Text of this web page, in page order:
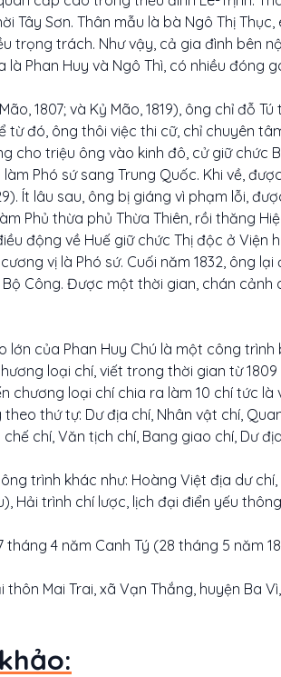
Tây Sơn. Thân mẫu là bà Ngô Thị
trọng trách. Như vậy, cả gia đình bên
Phan Huy và Ngô Thì, có nhiều đóng
1807; và Kỷ Mão, 1819), ông chỉ đỗ
từ đó, ông thôi việc thi cữ, chỉ chuyên
cho triệu ông vào kinh đô, cử giữ
Phó sứ sang Trung Quốc. Khi về,
Ít lâu sau, ông bị giáng vì phạm lỗi,
Phủ thừa phủ Thừa Thiên, rồi thăng
động về Huế giữ chức Thị độc ở Viện
vị là Phó sứ. Cuối năm 1832, ông
Công. Được một thời gian, chán
lớn của Phan Huy Chú là một công
loại chí, viết trong thời gian từ
chương loại chí chia ra làm 10 chí tức là
thứ tự: Dư địa chí, Nhân vật chí,
chí, Văn tịch chí, Bang giao chí, Dư
trình khác như: Hoàng Việt địa dư
Hải trình chí lược, lịch đại điển yếu
tháng 4 năm Canh Tý (28 tháng 5 năm
Mai Trai, xã Vạn Thắng, huyện Ba